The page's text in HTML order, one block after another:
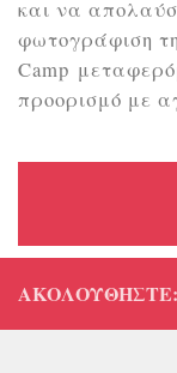
και να
φωτογράφιση
Camp
προορισμό με
ΑΚΟΛΟΥΘΉΣΤΕ: